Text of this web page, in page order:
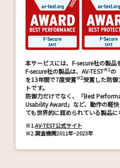
本サービスには、F-secure社の製品
F-secure社の製品は、AV-TEST※1の
を13年間で7度受賞※2受賞した防
トです。
防御力だけでなく、「Best
Usability Award」など、動作の軽
ても世界的に認められている製品に
※1.AV-TEST公式サイト
※2.調査機関2011年~2023年